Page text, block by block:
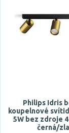
Philips Idris
koupelnové
5W bez zdroje
černá/